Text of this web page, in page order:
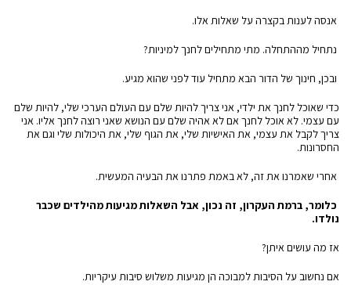
אנסה לענות בקצרה על שאלות אלו.
נתחיל מההתחלה. מתי מתחילים לחנך למיניות?
ובכן, חינוך של הדור הבא מתחיל עוד לפני שהוא מגיע.
כדי שאוכל לחנך את ילדי, אני צריך להיות שלם עם העולם הערכי שלי, להיות שלם
עם עצמי. לא אוכל לחנך אם לא אהיה שלם עם הנושא שאני רוצה לחנך אליו. אני
צריך לקבל את עצמי, את האישיות שלי, את הגוף שלי, את היכולות שלי וגם את
החסרונות.
אחרי שאמרנו את זה, לא באמת פתרנו את הבעיה המעשית.
כלומר, ברמת העקרון, זה נכון, אבל השאלות מגיעות מהילדים שכבר
נולדו.
אז מה עושים איתן?
אם נחשוב על הסיבות למבוכה הן מגיעות משלוש סיבות עיקריות.